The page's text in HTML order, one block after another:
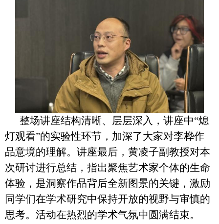
整场讲座结构清晰、层层深入，讲座中“熄
灯观看”的实验性环节，加深了大家对李桦作
品意境的理解。讲座最后，黄凌子副教授对本
次研讨进行总结，指出聚焦艺术家个体的生命
体验，是洞察作品背后全新图景的关键，激励
同学们在学术研究中保持开放的视野与审慎的
思考。活动在热烈的学术气氛中圆满结束。